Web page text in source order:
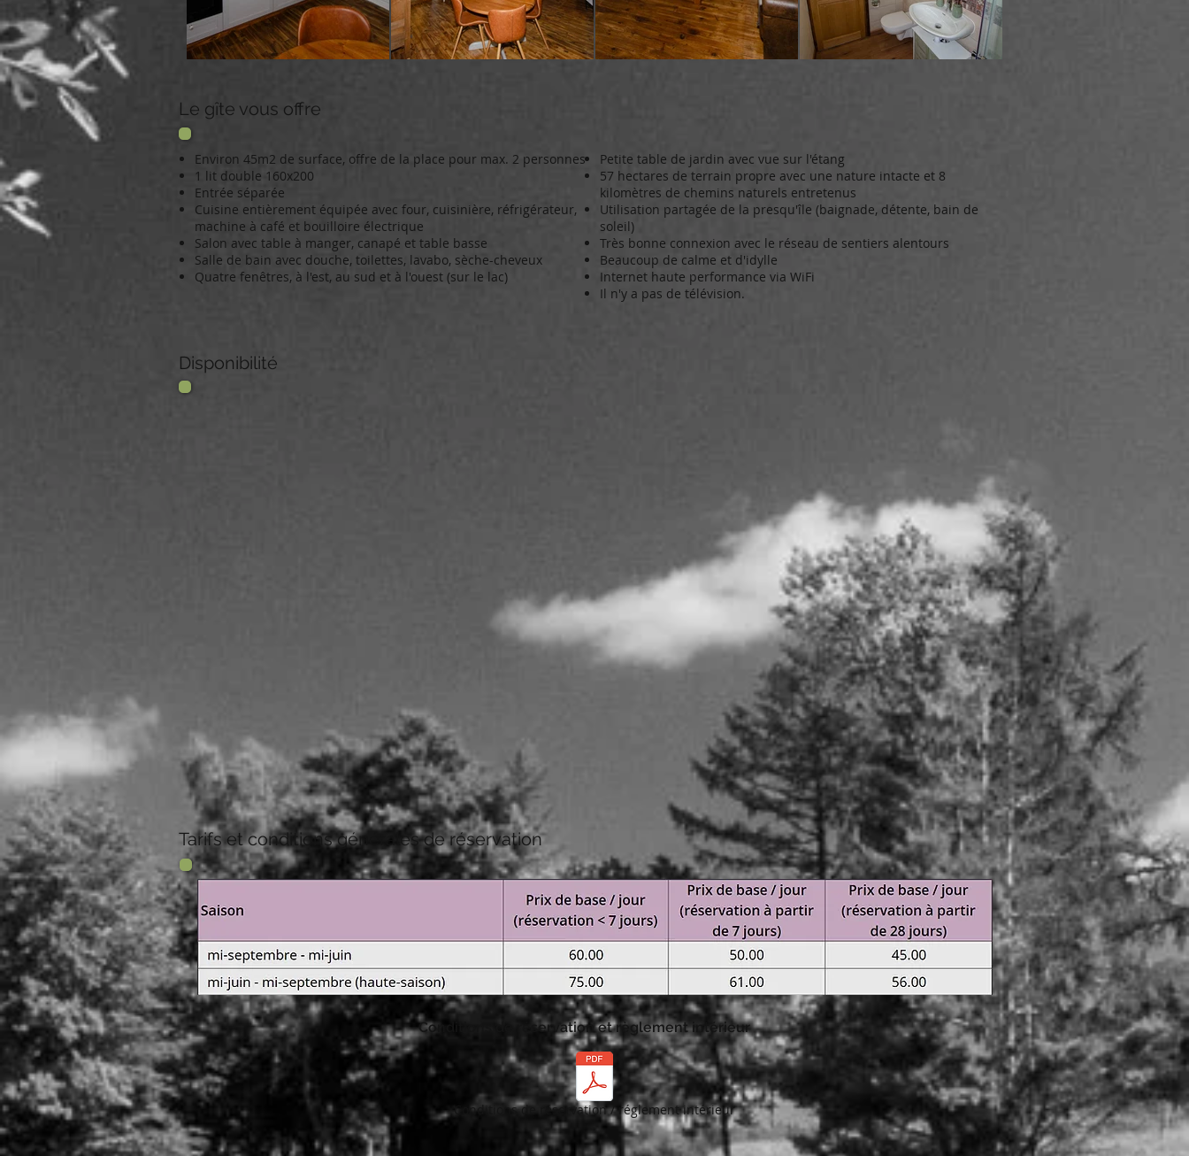
Le gîte vous offre
Environ 45m2 de surface, offre de la place pour max. 2 personnes
1 lit double 160x200
Entrée séparée
Cuisine entièrement équipée avec four, cuisinière, réfrigérateur,
machine à café et bouilloire électrique
Salon avec table à manger, canapé et table basse
Salle de bain avec douche, toilettes, lavabo, sèche-cheveux
Quatre fenêtres, à l'est, au sud et à l'ouest (sur le lac)
Petite table de jardin avec vue sur l'étang
57 hectares de terrain propre avec une nature intacte et 8
kilomètres de chemins naturels entretenus
Utilisation partagée de la presqu'île (baignade, détente, bain de
soleil)
Très bonne connexion avec le réseau de sentiers alentours
Beaucoup de calme et d'idylle
Internet haute performance via WiFi
Il n'y a pas de télévision.
Disponibilité
Tarifs et conditions générales de réservation
Conditions de réservation et règlement intérieur
Conditions de réservation / réglement intérieur